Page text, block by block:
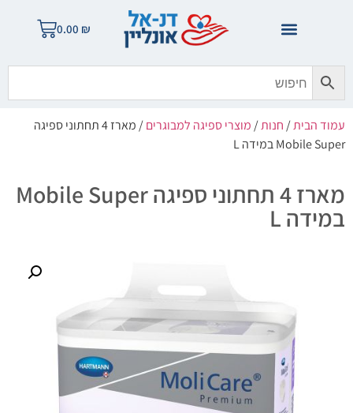
0.00 ₪
עמוד הבית/חנות/מוצרי ספיגה למבוגרים
/ מארז 4 תחתוני ספיגה
Mobile Super במידה L
מארז 4 תחתוני ספיגה Mobile Super
במידה L